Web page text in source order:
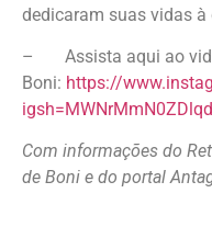
dedicaram suas vidas
– Assista aqui ao
Boni: https://
Com informações do
de Boni e do portal